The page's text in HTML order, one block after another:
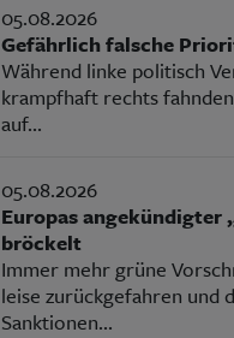
05.08.2026
Gefährlich falsche
Während linke politisch
krampfhaft rechts
auf...
05.08.2026
Europas angekündigter
bröckelt
Immer mehr grüne
leise zurückgefahren und
Sanktionen...